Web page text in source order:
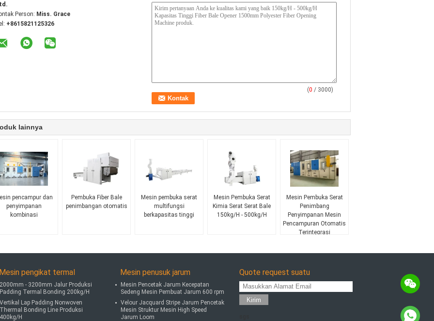
Person: Miss. Grace
+8615821125326
(0 / 3000)
lainnya
pencampur dan
penyimpanan
kombinasi
Pembuka Fiber Bale
penimbangan otomatis
Mesin pembuka serat
multifungsi
berkapasitas tinggi
Mesin Pembuka Serat
Kimia Serat Serat Bale
150kg/H - 500kg/H
Mesin Pembuka Serat
Penimbang
Penyimpanan Mesin
Pencampuran Otomatis
Terintegrasi
pengikat termal
2000mm - 3200mm Jalur Produksi
Padding Termal Bonding 200kg/H
Vertikal Lap Padding Nonwoven
Thermal Bonding Line Produksi
400kg/H
Mesin penusuk jarum
Mesin Pencetak Jarum Kecepatan
Sedeng Mesin Pembuat Jarum 600 rpm
Velour Jacquard Stripe Jarum Pencetak
Mesin Struktur Mesin High Speed
Jarum Loom
Quote request suatu
Kirim